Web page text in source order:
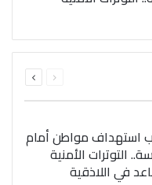
الصفحةالصفحة
استهداف مواطن أمام
التوترات الأمنية
في اللاذقية